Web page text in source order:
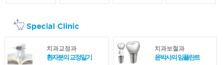
치과교정과
환자분의 교정일기
치과보철과
윤박사의 임플란트